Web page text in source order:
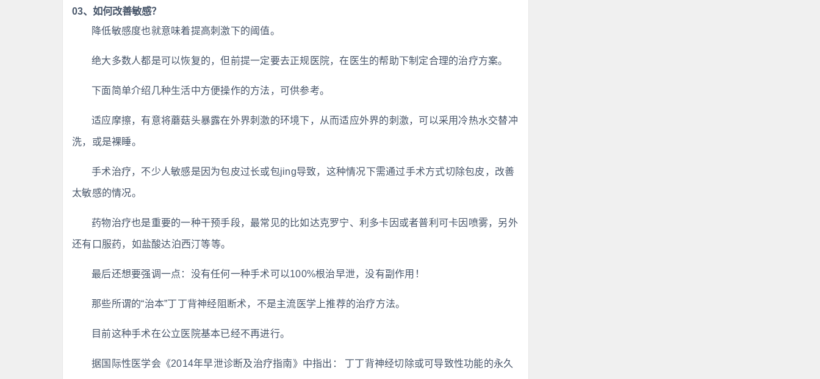
03、如何改善敏感？
降低敏感度也就意味着提高刺激下的阈值。
绝大多数人都是可以恢复的，但前提一定要去正规医院，在医生的帮助下制定合理的治疗方案。
下面简单介绍几种生活中方便操作的方法，可供参考。
适应摩擦，有意将蘑菇头暴露在外界刺激的环境下，从而适应外界的刺激，可以采用冷热水交替冲
洗，或是裸睡。
手术治疗，不少人敏感是因为包皮过长或包jing导致，这种情况下需通过手术方式切除包皮，改善
太敏感的情况。
药物治疗也是重要的一种干预手段，最常见的比如达克罗宁、利多卡因或者普利可卡因喷雾，另外
还有口服药，如盐酸达泊西汀等等。
最后还想要强调一点：没有任何一种手术可以100%根治早泄，没有副作用！
那些所谓的“治本”丁丁背神经阻断术，不是主流医学上推荐的治疗方法。
目前这种手术在公立医院基本已经不再进行。
据国际性医学会《2014年早泄诊断及治疗指南》中指出： 丁丁背神经切除或可导致性功能的永久